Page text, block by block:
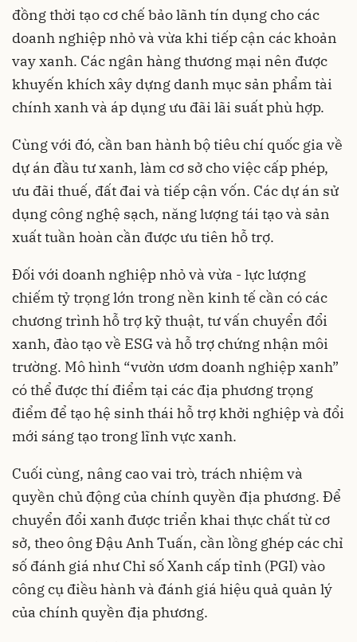
đồng thời tạo cơ chế bảo lãnh tín dụng cho các
doanh nghiệp nhỏ và vừa khi tiếp cận các khoản
vay xanh. Các ngân hàng thương mại nên được
khuyến khích xây dựng danh mục sản phẩm tài
chính xanh và áp dụng ưu đãi lãi suất phù hợp.
Cùng với đó, cần ban hành bộ tiêu chí quốc gia về
dự án đầu tư xanh, làm cơ sở cho việc cấp phép,
ưu đãi thuế, đất đai và tiếp cận vốn. Các dự án sử
dụng công nghệ sạch, năng lượng tái tạo và sản
xuất tuần hoàn cần được ưu tiên hỗ trợ.
Đối với doanh nghiệp nhỏ và vừa - lực lượng
chiếm tỷ trọng lớn trong nền kinh tế cần có các
chương trình hỗ trợ kỹ thuật, tư vấn chuyển đổi
xanh, đào tạo về ESG và hỗ trợ chứng nhận môi
trường. Mô hình “vườn ươm doanh nghiệp xanh”
có thể được thí điểm tại các địa phương trọng
điểm để tạo hệ sinh thái hỗ trợ khởi nghiệp và đổi
mới sáng tạo trong lĩnh vực xanh.
Cuối cùng, nâng cao vai trò, trách nhiệm và
quyền chủ động của chính quyền địa phương. Để
chuyển đổi xanh được triển khai thực chất từ cơ
sở, theo ông Đậu Anh Tuấn, cần lồng ghép các chỉ
số đánh giá như Chỉ số Xanh cấp tỉnh (PGI) vào
công cụ điều hành và đánh giá hiệu quả quản lý
của chính quyền địa phương.